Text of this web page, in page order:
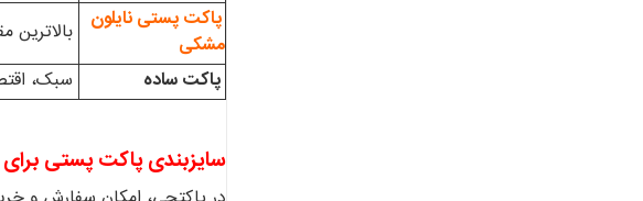
پاکت پستی نایلون
مشکی
بالاترین
پاکت ساده
سبک،
سایزبندی پاکت پستی برای